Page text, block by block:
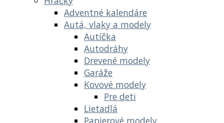
Adventné kalendáre
Autá, vlaky a modely
Autíčka
Autodráhy
Drevené modely
Garáže
Kovové modely
Pre deti
Lietadlá